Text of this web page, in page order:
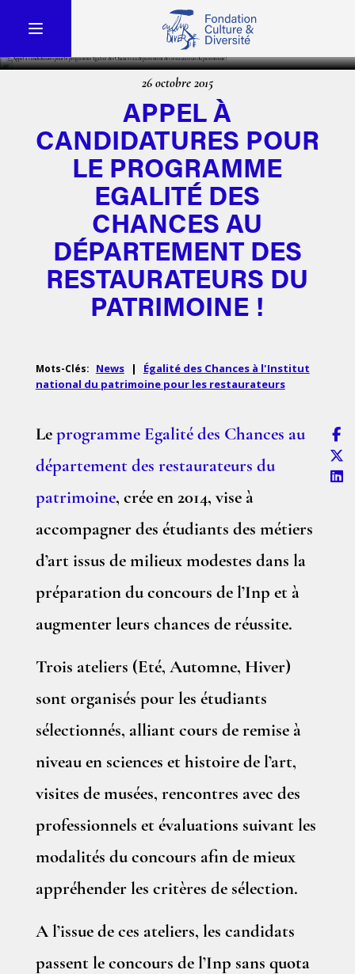
26 octobre 2015
APPEL À
CANDIDATURES POUR
LE PROGRAMME
EGALITÉ DES
CHANCES AU
DÉPARTEMENT DES
RESTAURATEURS DU
PATRIMOINE !
Mots-Clés: News |
Égalité des Chances à l'Institut
national du patrimoine pour les restaurateurs
Le programme Egalité des Chances au
département des restaurateurs du
patrimoine, crée en 2014, vise à
accompagner des étudiants des métiers
d’art issus de milieux modestes dans la
préparation du concours de l’Inp et à
augmenter leurs chances de réussite.
Trois ateliers (Eté, Automne, Hiver)
sont organisés pour les étudiants
sélectionnés, alliant cours de remise à
niveau en sciences et histoire de l’art,
visites de musées, rencontres avec des
professionnels et évaluations suivant les
modalités du concours afin de mieux
appréhender les critères de sélection.
A l’issue de ces ateliers, les candidats
passent le concours de l’Inp sans quota